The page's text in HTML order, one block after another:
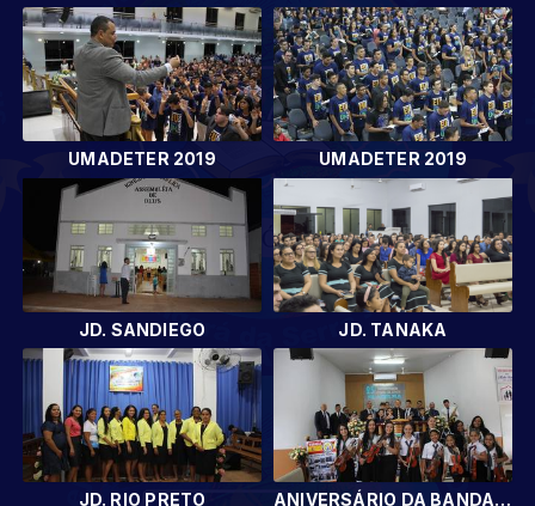
UMADETER 2019 UMADETER 2019
JD. SANDIEGO JD. TANAKA
JD. RIO PRETO ANIVERSÁRIO DA BANDA DE MÚSICA